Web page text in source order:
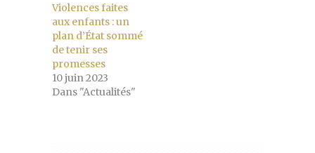
Violences faites
aux enfants : un
plan d’État sommé
de tenir ses
promesses
10 juin 2023
Dans "Actualités"